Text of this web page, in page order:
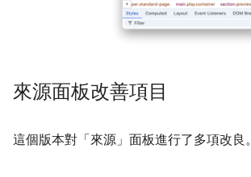
來源面板改善項目
這個版本對「來源」 面板進行了多項改良。